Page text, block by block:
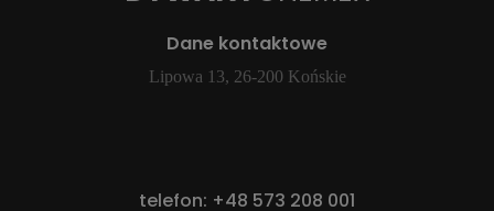
Dane kontaktowe
Lipowa 13, 26-200 Końskie
telefon: +48 573 208 001